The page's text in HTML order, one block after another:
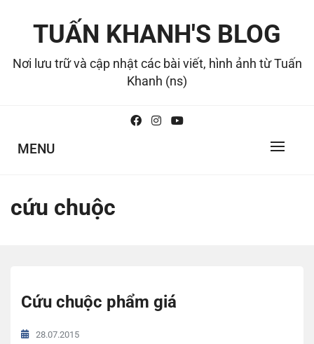
TUẤN KHANH'S BLOG
Nơi lưu trữ và cập nhật các bài viết, hình ảnh từ Tuấn
Khanh (ns)
MENU
cứu chuộc
Cứu chuộc phẩm giá
28.07.2015